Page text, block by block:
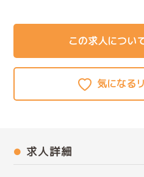
この求人につい
求人詳細